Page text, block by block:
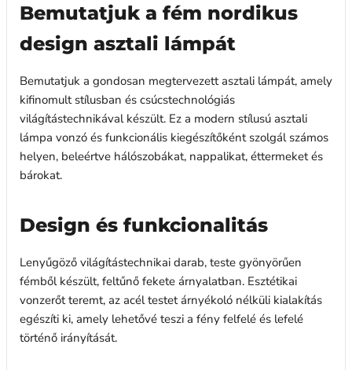
Bemutatjuk a fém nordikus
design asztali lámpát
Bemutatjuk a gondosan megtervezett asztali lámpát, amely
kifinomult stílusban és csúcstechnológiás
világítástechnikával készült. Ez a modern stílusú asztali
lámpa vonzó és funkcionális kiegészítőként szolgál számos
helyen, beleértve hálószobákat, nappalikat, éttermeket és
bárokat.
Design és funkcionalitás
Lenyűgöző világítástechnikai darab, teste gyönyörűen
fémből készült, feltűnő fekete árnyalatban. Esztétikai
vonzerőt teremt, az acél testet árnyékoló nélküli kialakítás
egészíti ki, amely lehetővé teszi a fény felfelé és lefelé
történő irányítását.